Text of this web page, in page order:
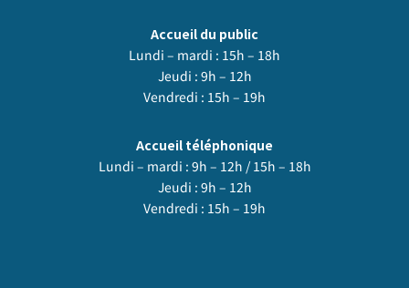
Accueil du public
Lundi – mardi : 15h – 18h
Jeudi : 9h – 12h
Vendredi : 15h – 19h
Accueil téléphonique
Lundi – mardi : 9h – 12h / 15h – 18h
Jeudi : 9h – 12h
Vendredi : 15h – 19h